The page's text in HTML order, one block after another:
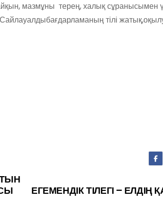
, мазмұны терең,халықсұранысымен
Сайлауалдыбағдарламаныңтілі
ЕГЕМЕНДІК ТІЛЕГІ – ЕЛДІҢ